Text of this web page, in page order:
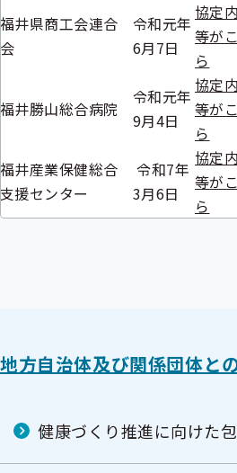
福井県商工会連合
会
令和元年
6月7日
協定
等が
ら
福井勝山総合病院
令和元年
9月4日
協定
等が
ら
福井産業保健総合
支援センター
令和7年
3月6日
協定
等が
ら
地方自治体及び関係団体と
健康づくり推進に向けた